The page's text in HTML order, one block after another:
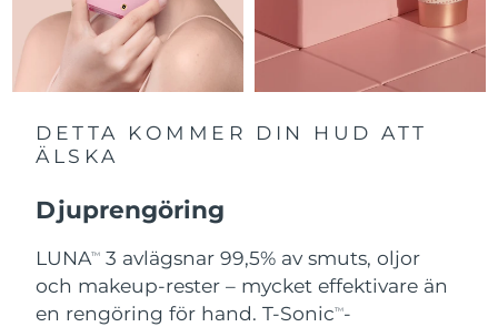
DETTA KOMMER DIN HUD ATT
ÄLSKA
Djuprengöring
LUNATM
3 avlägsnar 99,5% av smuts, oljor
och makeup-rester – mycket effektivare än
en rengöring för hand. T-SonicTM-
Slovakien Förväntad leverans 8/8/26
Slovenien
Sydafrika
Sydkorea
Spanien Förväntad leverans8/8/26
Sverige Förväntad leverans